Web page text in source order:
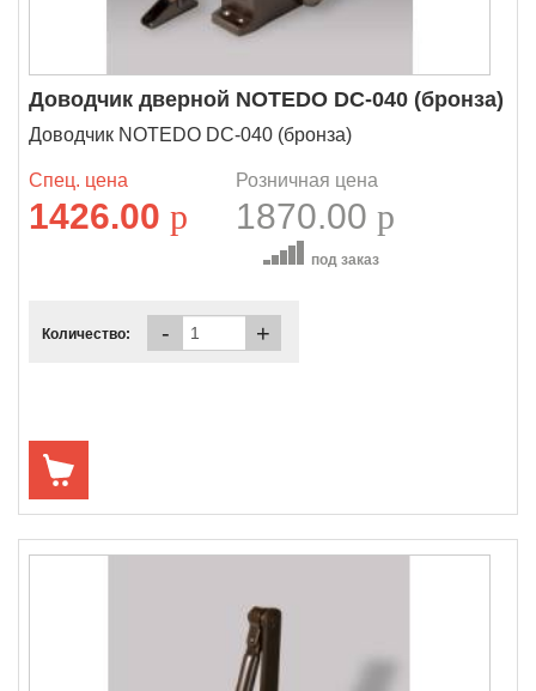
Доводчик дверной NOTEDO DC-040 (бронза)
Доводчик NOTEDO DC-040 (бронза)
Спец. цена
1426.00 p
Розничная цена
1870.00 p
под заказ
Количество: - +